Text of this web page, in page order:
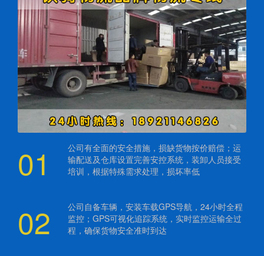
01
公司有全面的安全措施，损缺货物按价赔偿；运
输配送及仓库设置完善安控系统，装卸人员接受
培训，根据特殊需求处理，损坏率低
02
公司自备车辆，安装车载GPS导航，24小时全程
监控；GPS可视化追踪系统，实时监控运输全过
程，确保货物安全准时到达